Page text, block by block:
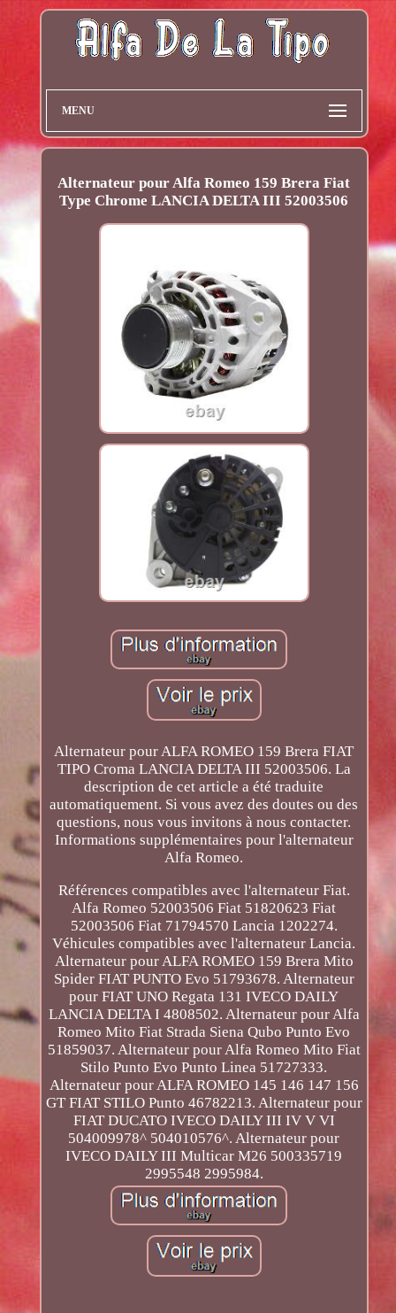
MENU
Alternateur pour Alfa Romeo 159 Brera Fiat
Type Chrome LANCIA DELTA III 52003506
Alternateur pour ALFA ROMEO 159 Brera FIAT
TIPO Croma LANCIA DELTA III 52003506. La
description de cet article a été traduite
automatiquement. Si vous avez des doutes ou des
questions, nous vous invitons à nous contacter.
Informations supplémentaires pour l'alternateur
Alfa Romeo.
Références compatibles avec l'alternateur Fiat.
Alfa Romeo 52003506 Fiat 51820623 Fiat
52003506 Fiat 71794570 Lancia 1202274.
Véhicules compatibles avec l'alternateur Lancia.
Alternateur pour ALFA ROMEO 159 Brera Mito
Spider FIAT PUNTO Evo 51793678. Alternateur
pour FIAT UNO Regata 131 IVECO DAILY
LANCIA DELTA I 4808502. Alternateur pour Alfa
Romeo Mito Fiat Strada Siena Qubo Punto Evo
51859037. Alternateur pour Alfa Romeo Mito Fiat
Stilo Punto Evo Punto Linea 51727333.
Alternateur pour ALFA ROMEO 145 146 147 156
GT FIAT STILO Punto 46782213. Alternateur pour
FIAT DUCATO IVECO DAILY III IV V VI
504009978^ 504010576^. Alternateur pour
IVECO DAILY III Multicar M26 500335719
2995548 2995984.